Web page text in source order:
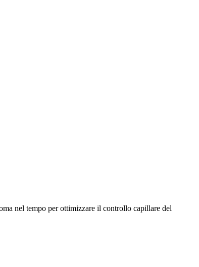
nel tempo per ottimizzare il controllo capillare del